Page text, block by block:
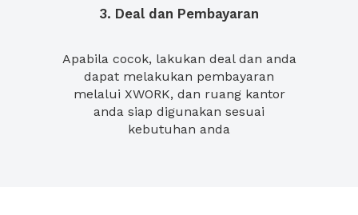
3. Deal dan Pembayaran
Apabila cocok, lakukan deal dan anda
dapat melakukan pembayaran
melalui XWORK, dan ruang kantor
anda siap digunakan sesuai
kebutuhan anda